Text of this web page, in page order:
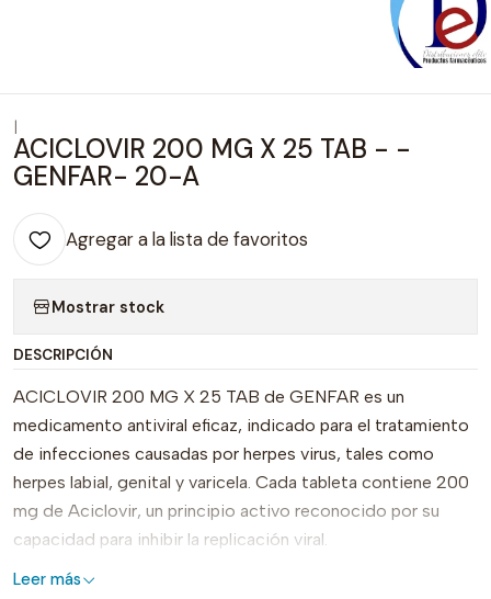
ACICLOVIR 200 MG X 25 TAB - -
GENFAR- 20-A
Agregar a la lista de favoritos
Mostrar stock
DESCRIPCIÓN
ACICLOVIR 200 MG X 25 TAB de GENFAR es un
medicamento antiviral eficaz, indicado para el tratamiento
de infecciones causadas por herpes virus, tales como
herpes labial, genital y varicela. Cada tableta contiene 200
mg de Aciclovir, un principio activo reconocido por su
capacidad para inhibir la replicación viral.
Este producto es ideal para quienes buscan un tratamiento
Leer más